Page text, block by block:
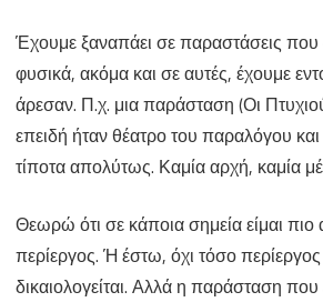
Έχουμε ξαναπάει σε παραστάσεις
φυσικά, ακόμα και σε αυτές, έχουμε
άρεσαν. Π.χ. μια παράσταση (Οι
επειδή ήταν θέατρο του παραλόγου
τίποτα απολύτως. Καμία αρχή, καμία
Θεωρώ ότι σε κάποια σημεία είμαι πιο
περίεργος. Ή έστω, όχι τόσο
δικαιολογείται. Αλλά η παράσταση που